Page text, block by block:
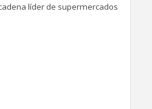
líder de supermercados